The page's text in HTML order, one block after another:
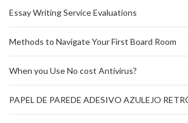
Essay Writing Service Evaluations
Methods to Navigate Your First Board Room
When you Use No cost Antivirus?
PAPEL DE PAREDE ADESIVO AZULEJO